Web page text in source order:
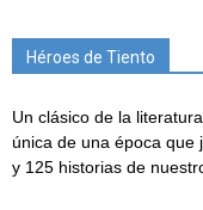
Héroes de Tiento
Un clásico de la
única de una época que
y 125 historias de